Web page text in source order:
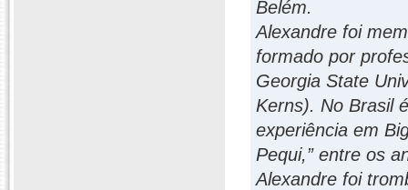
Belém.
Alexandre foi
formado por
Georgia State
Kerns). No Brasil
experiência em
Pequi,” entre os
Alexandre foi